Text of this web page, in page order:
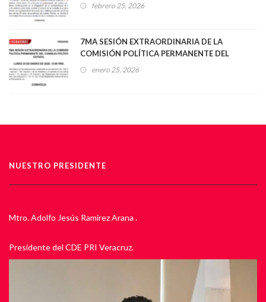
febrero 25, 2026
7MA SESIÓN EXTRAORDINARIA DE LA
COMISIÓN POLÍTICA PERMANENTE DEL
CONSEJO POLÍTICO ESTATAL
enero 25, 2026
NUESTRO PRESIDENTE
Mtro. Adolfo Jesús Ramírez Arana .
Presidente del CDE PRI Veracruz.